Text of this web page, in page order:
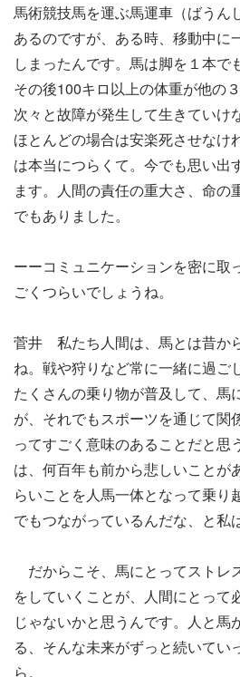
馬術競技馬を運ぶ馬運車（ばうん
あるのですが、ある時、移動中に
しまったんです。馬は脚を１本で
その後100キロ以上の体重が他の
次々と故障が発生して生きていけ
ほとんどの場合は安楽死させなけ
は本当につらくて。今でも思い出
ます。人間の責任の重大さ、命の
でもありました。
ーーコミュニケーションを密に取
ごくつらいでしょうね。
菅井 私たち人間は、馬とは昔か
ね。戦や狩りなど常に一緒に過ご
たくさんの乗り物が普及して、馬
が、それでもスポーツを通じて関
ってすごく意味のあることだと思
は、何百年も前から悲しいことが
らいことを人馬一体となって乗り
でもつながっているんだな、と私
だからこそ、馬にとってストレ
をしていくことが、人間にとって
じゃないかと思うんです。人と馬
る、そんな未来がずっと続いてい
ら。